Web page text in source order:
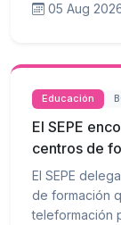
05 Aug
Educación
El SEPE
centros de
El SEPE
de formación
teleformación